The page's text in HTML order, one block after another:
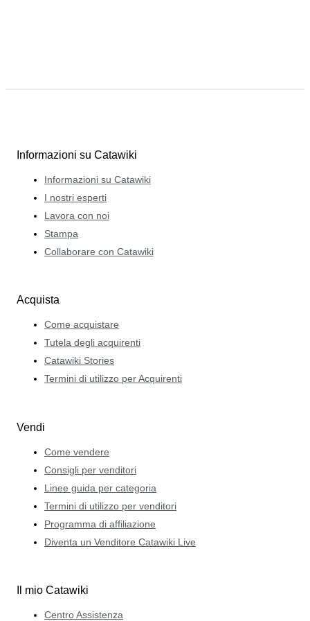
Informazioni su Catawiki
Informazioni su Catawiki
I nostri esperti
Lavora con noi
Stampa
Collaborare con Catawiki
Acquista
Come acquistare
Tutela degli acquirenti
Catawiki Stories
Termini di utilizzo per Acquirenti
Vendi
Come vendere
Consigli per venditori
Linee guida per categoria
Termini di utilizzo per venditori
Programma di affiliazione
Diventa un Venditore Catawiki Live
Il mio Catawiki
Centro Assistenza